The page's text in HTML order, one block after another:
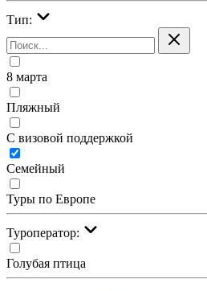
Тип:
8 марта
Пляжный
С визовой поддержкой
Семейный
Туры по Европе
Туроператор:
Голубая птица